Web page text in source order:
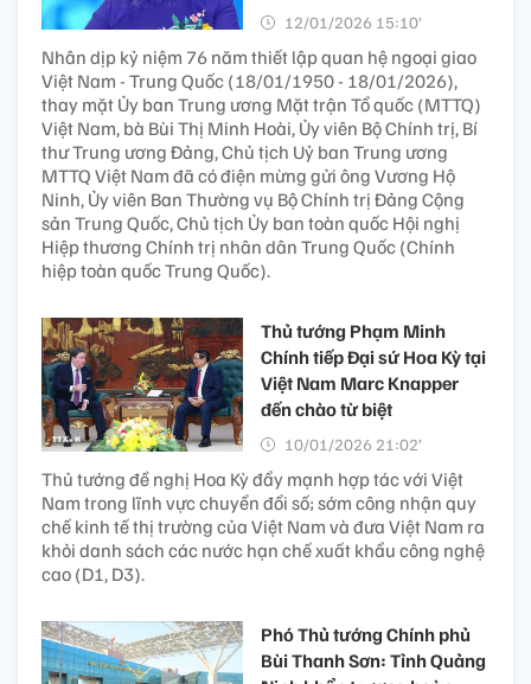
12/01/2026 15:10’
Nhân dịp kỷ niệm 76 năm thiết lập quan hệ ngoại giao
Việt Nam - Trung Quốc (18/01/1950 - 18/01/2026),
thay mặt Ủy ban Trung ương Mặt trận Tổ quốc (MTTQ)
Việt Nam, bà Bùi Thị Minh Hoài, Ủy viên Bộ Chính trị, Bí
thư Trung ương Đảng, Chủ tịch Uỷ ban Trung ương
MTTQ Việt Nam đã có điện mừng gửi ông Vương Hộ
Ninh, Ủy viên Ban Thường vụ Bộ Chính trị Đảng Cộng
sản Trung Quốc, Chủ tịch Ủy ban toàn quốc Hội nghị
Hiệp thương Chính trị nhân dân Trung Quốc (Chính
hiệp toàn quốc Trung Quốc).
Thủ tướng Phạm Minh
Chính tiếp Đại sứ Hoa Kỳ tại
Việt Nam Marc Knapper
đến chào từ biệt
10/01/2026 21:02’
Thủ tướng đề nghị Hoa Kỳ đẩy mạnh hợp tác với Việt
Nam trong lĩnh vực chuyển đổi số; sớm công nhận quy
chế kinh tế thị trường của Việt Nam và đưa Việt Nam ra
khỏi danh sách các nước hạn chế xuất khẩu công nghệ
cao (D1, D3).
Phó Thủ tướng Chính phủ
Bùi Thanh Sơn: Tỉnh Quảng